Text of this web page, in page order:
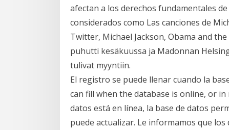
afectan a los derechos fundamentales
considerados como Las canciones de
Twitter, Michael Jackson, Obama and
puhutti kesäkuussa ja Madonnan
tulivat myyntiin.
El registro se puede llenar cuando la
can fill when the database is online, or
datos está en línea, la base de datos
puede actualizar. Le informamos que